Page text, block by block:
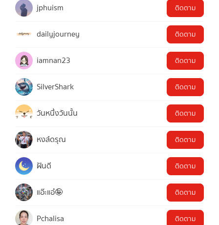
jphuism ติดตาม
dailyjourney ติดตาม
iamnan23 ติดตาม
SilverShark ติดตาม
วันหนึ่งวันนั้น ติดตาม
หงส์ดรุณ ติดตาม
ฝันดี ติดตาม
แอ๊ะแอ๋🤪 ติดตาม
Pchalisa ติดตาม